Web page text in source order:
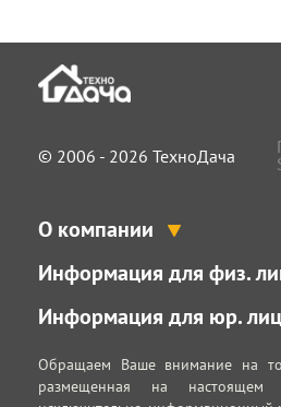
© 2006 - 2026 ТехноДача
О компании
Информация для физ.
Информация для юр. лиц
Обращаем Ваше внимание на
размещенная на настоящем